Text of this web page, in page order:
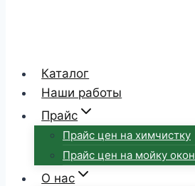
Каталог
Наши работы
Прайс
Прайс цен на химчистку
Прайс цен на мойку окон
О нас